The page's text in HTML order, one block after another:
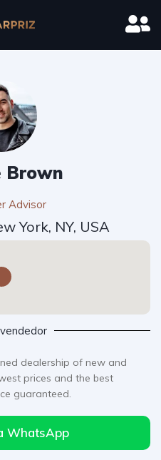
Brown
Advisor
York, NY, USA
dealership of new and
prices and the best
guaranteed.
WhatsApp